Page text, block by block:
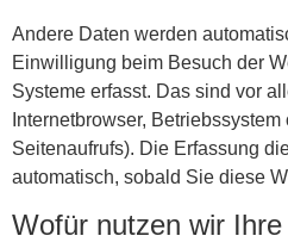
Andere Daten werden
Einwilligung beim Besuch der
Systeme erfasst. Das sind vor
Internetbrowser,
Seitenaufrufs). Die Erfassung
automatisch, sobald Sie diese
Wofür nutzen wir